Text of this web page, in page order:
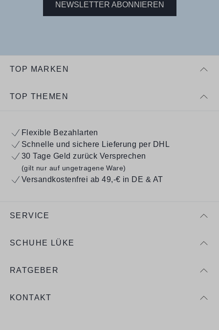
NEWSLETTER ABONNIEREN
TOP MARKEN
TOP THEMEN
Flexible Bezahlarten
Schnelle und sichere Lieferung per DHL
30 Tage Geld zurück Versprechen
(gilt nur auf ungetragene Ware)
Versandkostenfrei ab 49,-€ in DE & AT
SERVICE
SCHUHE LÜKE
RATGEBER
KONTAKT